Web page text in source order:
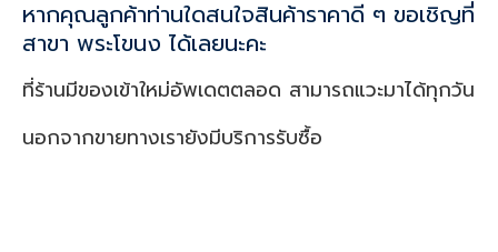
หากคุณลูกค้าท่านใดสนใจสินค้าราคาดี ๆ ขอเชิญที่
สาขา พระโขนง ได้เลยนะคะ
ที่ร้านมีของเข้าใหม่อัพเดตตลอด สามารถแวะมาได้ทุกวัน
นอกจากขายทางเรายังมีบริการรับซื้อ